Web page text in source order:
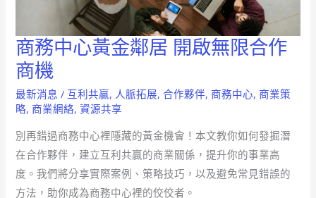
商務中心黃金鄰居 開啟無限合作
商機
最新消息 / 互利共贏, 人脈拓展,合作夥伴, 商務中心, 商業策
略, 商業網絡,資源共享
別再錯過商務中心裡隱藏的黃金機會！本文教你如何發掘潛
在合作夥伴，建立互利共贏的商業關係，提升你的事業高
度。我們將分享實際案例、策略技巧，以及避免常見錯誤的
方法，助你成為商務中心裡的佼佼者。
商
務
中
心
金
鄰
居